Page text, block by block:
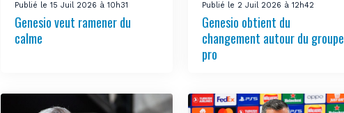
Publié le 15 Juil 2026 à 10h31
Genesio veut ramener du
calme
Publié le 2 Juil 2026 à 12h42
Genesio obtient du
changement autour du groupe
pro